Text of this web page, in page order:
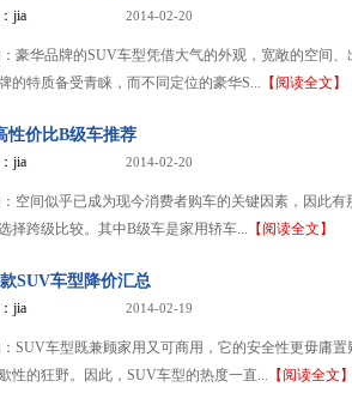
jia 2014-02-20
豪华品牌的SUV车型凭借大气的外观，宽敞的空间、
的特质备受青睐，而不同定位的豪华S... 【阅读全文】
性价比B级车推荐
jia 2014-02-20
空间似乎已成为现今消费者购车的关键因素，因此有
择跨级比较。其中B级车是家用轿车... 【阅读全文】
SUV车型降价汇总
jia 2014-02-19
SUV车型既兼顾家用又可商用，它的安全性更毋庸置
性的狂野。因此，SUV车型的热度一直... 【阅读全文